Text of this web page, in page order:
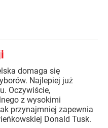
domaga się
Najlepiej już
Oczywiście,
z wysokimi
przynajmniej zapewnia
Donald Tusk.